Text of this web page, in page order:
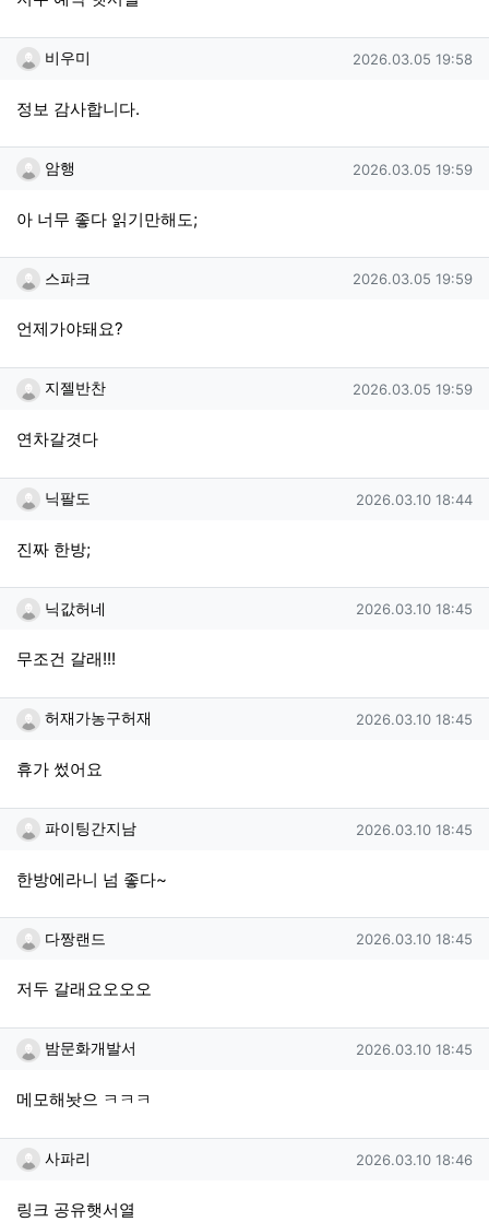
비우미님의 댓글
비우미 작성일
2026.03.05 19:58
정보 감사합니다.
암행님의 댓글
암행 작성일
2026.03.05 19:59
아 너무 좋다 읽기만해도;
스파크님의 댓글
스파크 작성일
2026.03.05 19:59
언제가야돼요?
지젤반찬님의 댓글
지젤반찬 작성일
2026.03.05 19:59
연차갈겻다
닉팔도님의 댓글
닉팔도 작성일
2026.03.10 18:44
진짜 한방;
닉값허네님의 댓글
닉값허네 작성일
2026.03.10 18:45
무조건 갈래!!!
허재가농구허재님의 댓글
허재가농구허재 작성일
2026.03.10 18:45
휴가 썼어요
파이팅간지남님의 댓글
파이팅간지남 작성일
2026.03.10 18:45
한방에라니 넘 좋다~
다짱랜드님의 댓글
다짱랜드 작성일
2026.03.10 18:45
저두 갈래요오오오
밤문화개발서님의 댓글
밤문화개발서 작성일
2026.03.10 18:45
메모해놧으 ㅋㅋㅋ
사파리님의 댓글
사파리 작성일
2026.03.10 18:46
링크 공유햇서열